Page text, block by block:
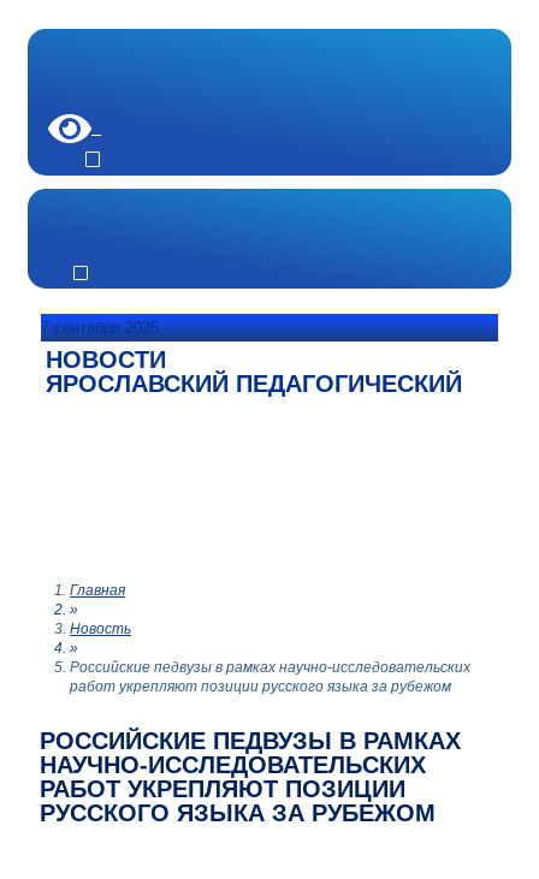
7 сентября 2025
НОВОСТИ
ЯРОСЛАВСКИЙ ПЕДАГОГИЧЕСКИЙ
Главная
»
Новость
»
Российские педвузы в рамках научно-исследовательских
работ укрепляют позиции русского языка за рубежом
РОССИЙСКИЕ ПЕДВУЗЫ В РАМКАХ
НАУЧНО-ИССЛЕДОВАТЕЛЬСКИХ
РАБОТ УКРЕПЛЯЮТ ПОЗИЦИИ
РУССКОГО ЯЗЫКА ЗА РУБЕЖОМ